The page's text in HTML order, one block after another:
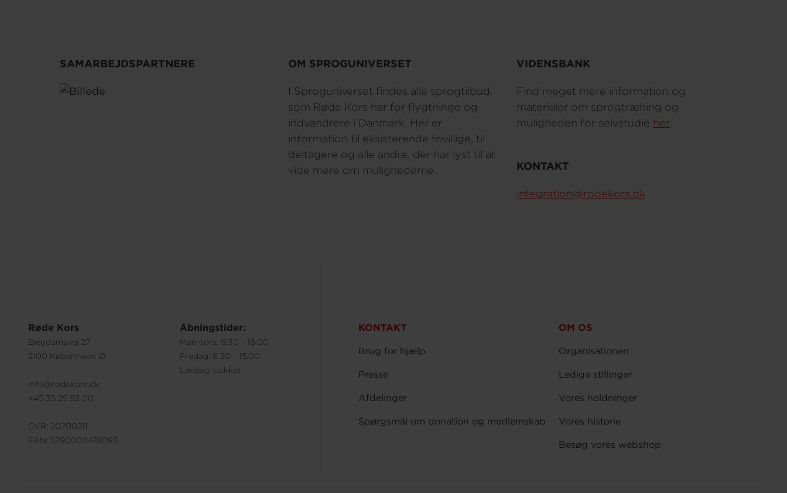
SAMARBEJDSPARTNERE OM SPROGUNIVERSET
I Sproguniverset findes alle sprogtilbud,
som Røde Kors har for flygtninge og
indvandrere i Danmark. Her er
information til eksisterende frivillige, til
deltagere og alle andre, der har lyst til at
vide mere om mulighederne.
VIDENSBANK
Find meget mere information og
materialer om sprogtræning og
muligheden for selvstudie her
KONTAKT
integration@rodekors.dk
Røde Kors
Blegdamsvej 27
2100 København Ø
info@rodekors.dk
+45 35 25 92 00
CVR: 20700211
EAN: 5790002478093
Åbningstider:
Man-tors: 8.30 - 16.00
Fredag: 8.30 - 15.00
Lørdag: Lukket
KONTAKT
Brug for hjælp
Presse
Afdelinger
Spørgsmål om donation og medlemskab
OM OS
Organisationen
Ledige stillinger
Vores holdninger
Vores historie
Besøg vores webshop